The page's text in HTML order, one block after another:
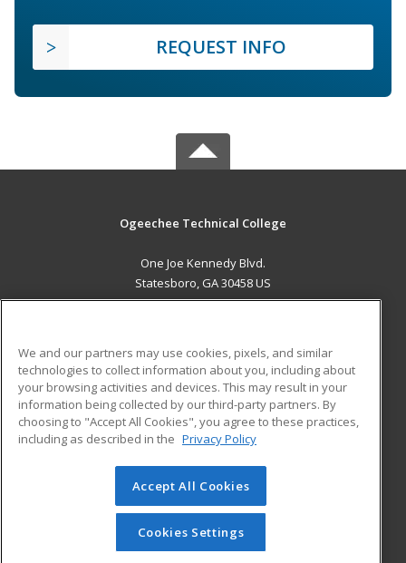
REQUEST INFO
Ogeechee Technical College
One Joe Kennedy Blvd.
Statesboro, GA 30458 US
ADDITIONAL RESOURCES
Military
Financial Assistance
Help
Student Blog
© 2026 ed2go, a division of Cengage Learning. All rights
reserved. The material on this site cannot be reproduced or
redistributed unless you have obtained prior written
permission from Cengage Learning.Privacy Policy
We and our partners may use cookies, pixels, and similar
technologies to collect information about you, including about
your browsing activities and devices. This may result in your
information being collected by our third-party partners. By
choosing to "Accept All Cookies", you agree to these practices,
including as described in the Privacy Policy
Accept All Cookies
Cookies Settings